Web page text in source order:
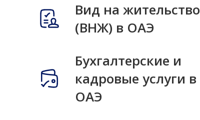
Вид на жительство
(ВНЖ) в ОАЭ
Бухгалтерские и
кадровые услуги в
ОАЭ